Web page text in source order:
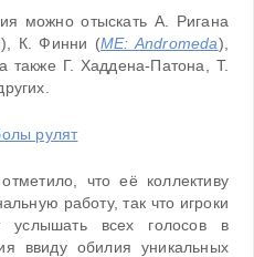
можно отыскать А. Ригана
К. Финни (ME: Andromeda),
также Г. Хаддена-Патона, Т.
что её коллективу
работу, так что игроки
услышать всех голосов в
ввиду обилия уникальных